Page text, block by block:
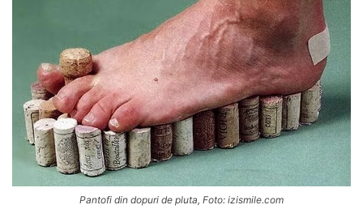
Pantofi din dopuri de pluta, Foto: izismile.com